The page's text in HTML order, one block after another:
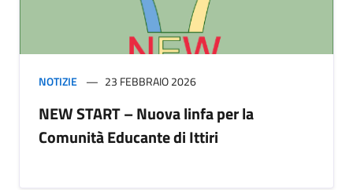
NOTIZIE 23 FEBBRAIO 2026
NEW START – Nuova linfa per la
Comunità Educante di Ittiri